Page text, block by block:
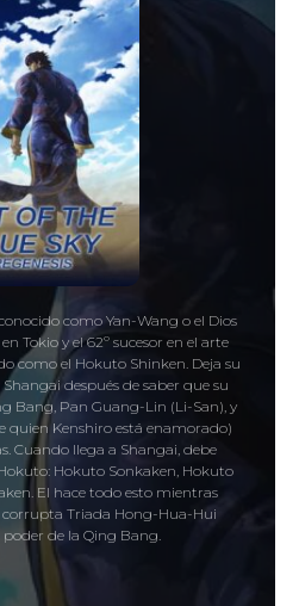
como Yan-Wang o el Dios
Tokio y el 62º sucesor en el arte
como el Hokuto Shinken. Deja su
después de saber que su
Bang, Pan Guang-Lin (Li-San), y
quien Kenshiro está enamorado)
Cuando llega a Shangai, debe
Hokuto Sonkaken, Hokuto
El hace todo esto mientras
corrupta Triada Hong-Hua-Hui
de la Qing Bang.